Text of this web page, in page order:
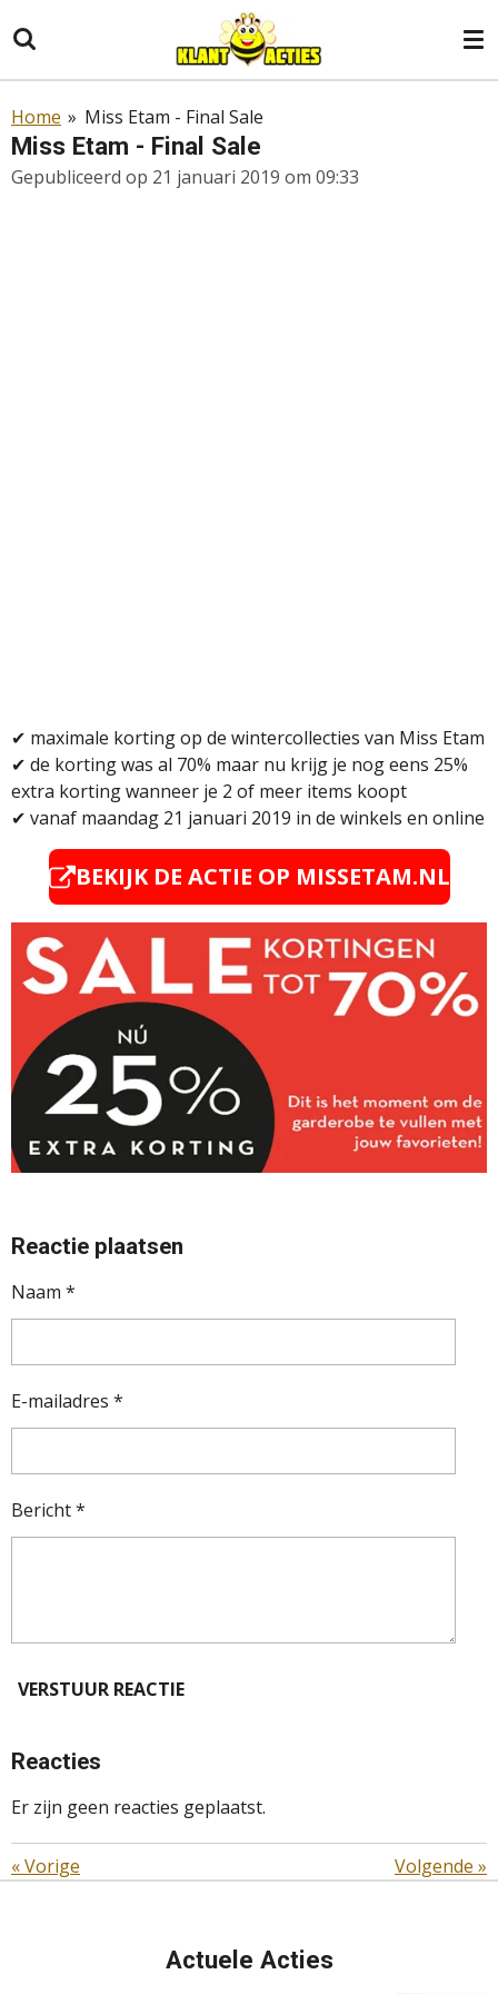
direct
naar
hoofdinhoud
Home » Miss Etam - Final Sale
Miss Etam - Final Sale
Gepubliceerd op 21 januari 2019 om 09:33
✔ maximale korting op de wintercollecties van Miss Etam
✔ de korting was al 70% maar nu krijg je nog eens 25%
extra korting wanneer je 2 of meer items koopt
✔ vanaf maandag 21 januari 2019 in de winkels en online
BEKIJK DE ACTIE OP MISSETAM.NL
Reactie plaatsen
Naam *
E-mailadres *
Bericht *
VERSTUUR REACTIE
Reacties
Er zijn geen reacties geplaatst.
«Vorige Volgende »
Actuele Acties